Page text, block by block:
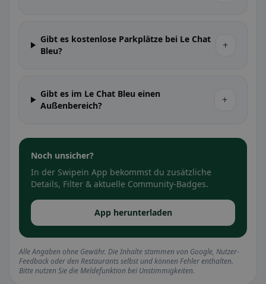
Gibt es kostenlose Parkplätze bei Le Chat
Bleu?
+
Gibt es im Le Chat Bleu einen
Außenbereich?
+
Noch unsicher?
In der Swipein App bekommst du zusätzliche
Details, Filter & aktuelle Community-Badges.
App herunterladen
Alle Angaben ohne Gewähr. Die Inhalte stammen von Google, Nutzer-
Feedback oder den Restaurants selbst und können Fehler enthalten.
Bitte nutzen Sie die Meldefunktion bei Unstimmigkeiten.